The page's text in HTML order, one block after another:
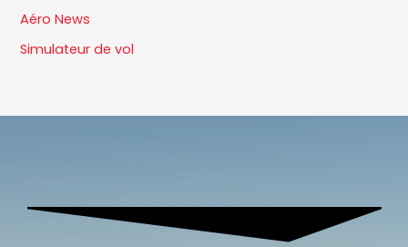
Aéro News
Simulateur de vol